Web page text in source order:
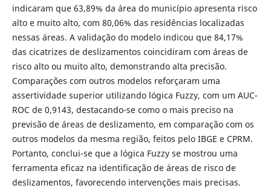
indicaram que 63,89% da área do município apresenta risco
alto e muito alto, com 80,06% das residências localizadas
nessas áreas. A validação do modelo indicou que 84,17%
das cicatrizes de deslizamentos coincidiram com áreas de
risco alto ou muito alto, demonstrando alta precisão.
Comparações com outros modelos reforçaram uma
assertividade superior utilizando lógica Fuzzy, com um AUC-
ROC de 0,9143, destacando-se como o mais preciso na
previsão de áreas de deslizamento, em comparação com os
outros modelos da mesma região, feitos pelo IBGE e CPRM.
Portanto, conclui-se que a lógica Fuzzy se mostrou uma
ferramenta eficaz na identificação de áreas de risco de
deslizamentos, favorecendo intervenções mais precisas.